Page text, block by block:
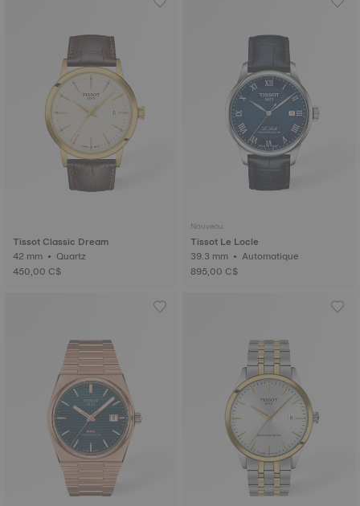
Tissot Classic Dream
42 mm • Quartz
450,00 C$
Nouveau
Tissot Le Locle
39.3 mm • Automatique
895,00 C$